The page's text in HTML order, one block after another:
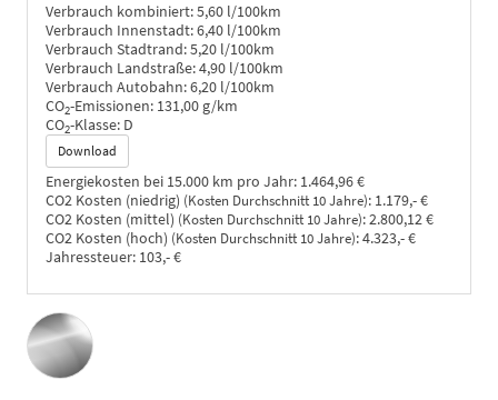
Verbrauch kombiniert:5,60 l/100km
Verbrauch Innenstadt:6,40 l/100km
Verbrauch Stadtrand:5,20 l/100km
Verbrauch Landstraße:4,90 l/100km
Verbrauch Autobahn:6,20 l/100km
CO2-Emissionen: 131,00 g/km
CO2-Klasse: D
Download
Energiekosten bei 15.000 km pro Jahr: 1.464,96 €
CO2 Kosten (niedrig) (Kosten Durchschnitt 10 Jahre): 1.179,- €
CO2 Kosten (mittel) (Kosten Durchschnitt 10 Jahre):2.800,12 €
CO2 Kosten (hoch) (Kosten Durchschnitt 10 Jahre):4.323,- €
Jahressteuer: 103,- €